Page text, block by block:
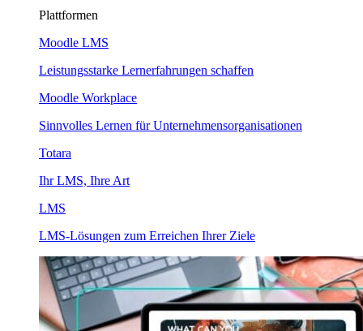
Plattformen
Moodle LMS
Leistungsstarke Lernerfahrungen schaffen
Moodle Workplace
Sinnvolles Lernen für Unternehmensorganisationen
Totara
Ihr LMS, Ihre Art
LMS
LMS-Lösungen zum Erreichen Ihrer Ziele